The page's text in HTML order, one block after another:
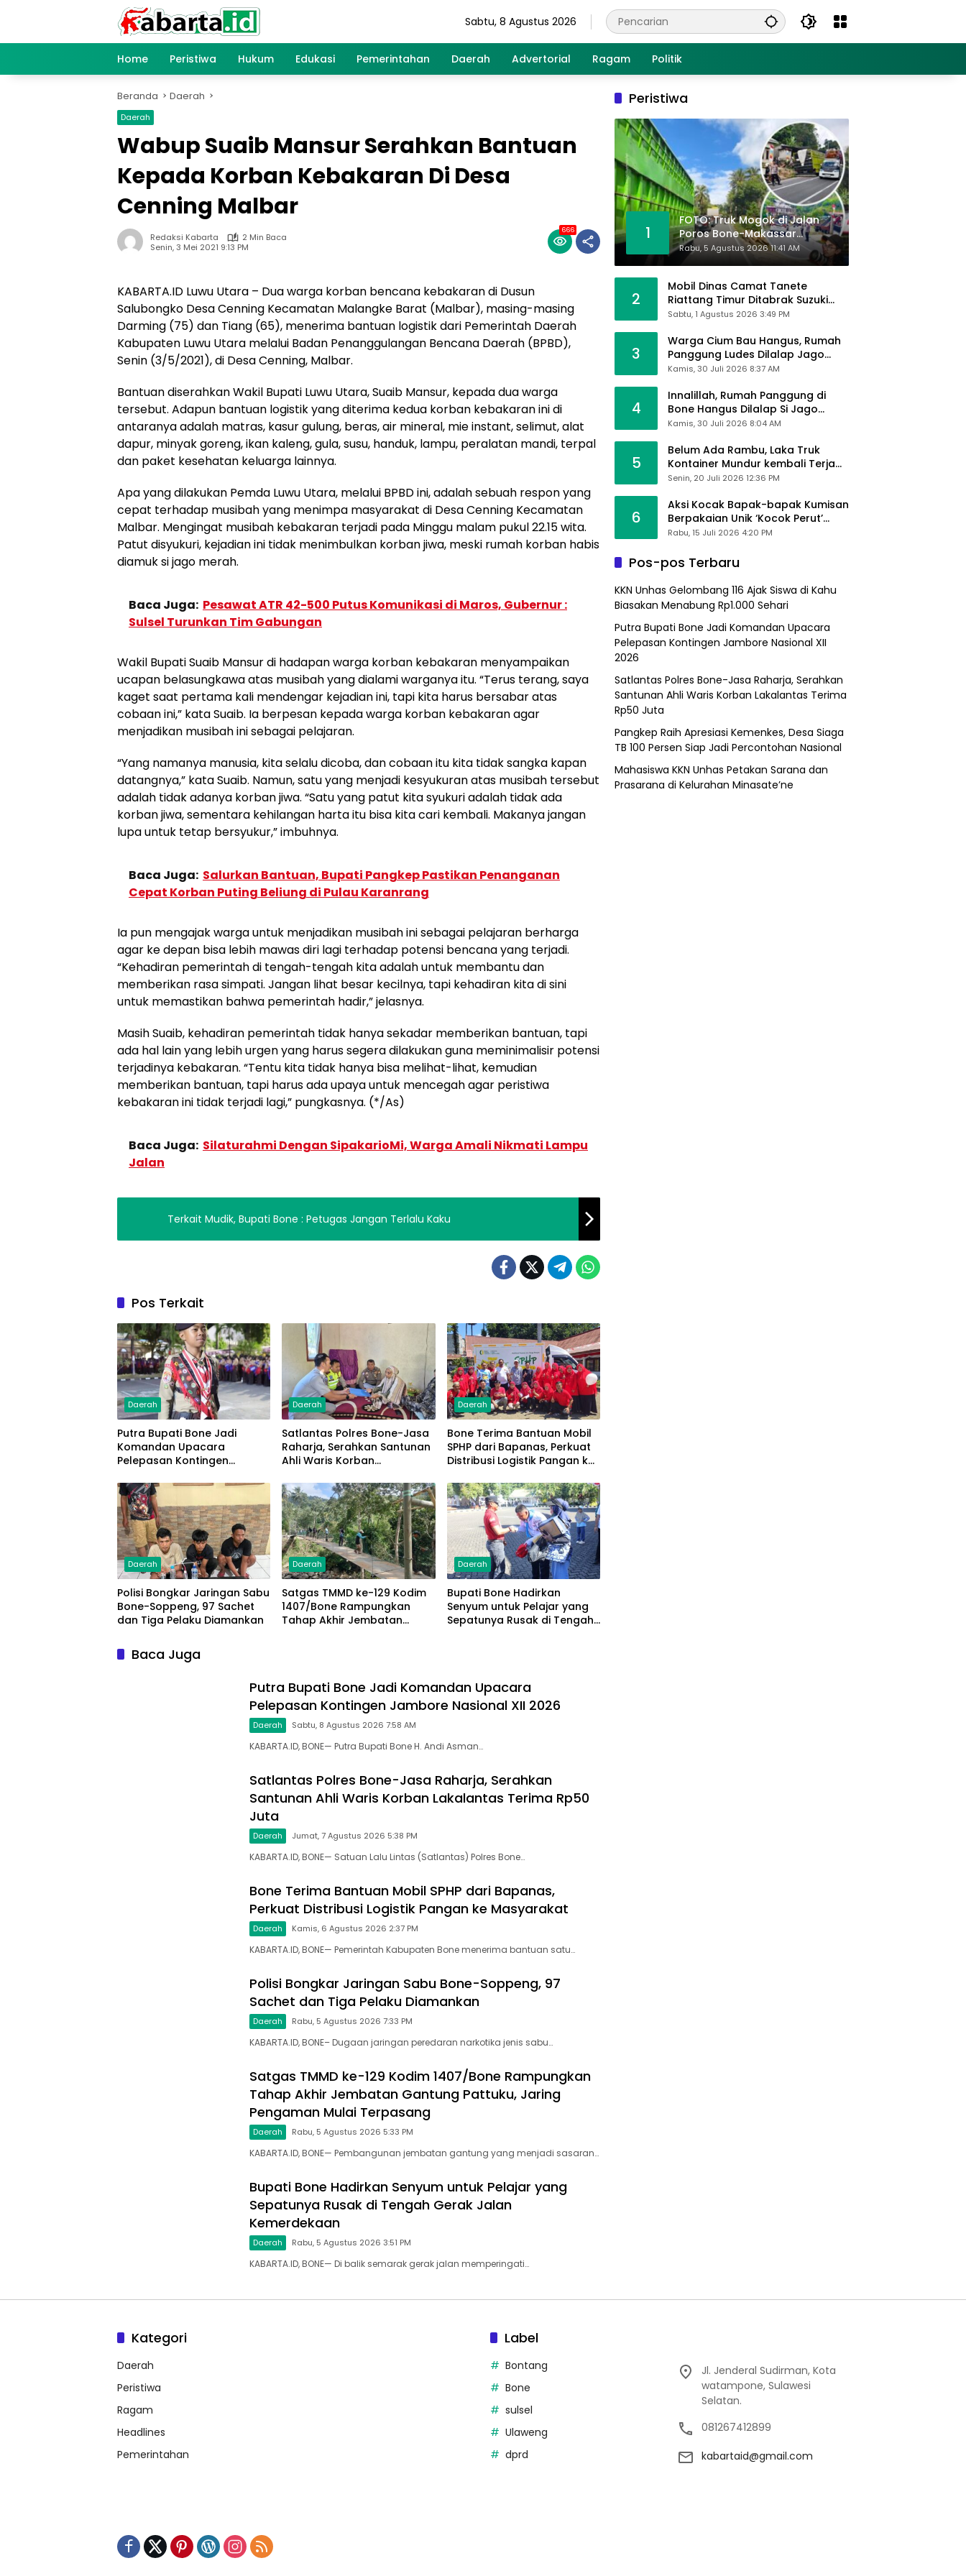
Sabtu, 8 Agustus 2026
Home Peristiwa Hukum Edukasi Pemerintahan Daerah Advertorial Ragam Politik
Beranda Daerah
Daerah
Wabup Suaib Mansur Serahkan Bantuan
Kepada Korban Kebakaran Di Desa
Cenning Malbar
Redaksi Kabarta
2 Min Baca
Senin, 3 Mei 2021 9:13 PM
666
KABARTA.ID Luwu Utara – Dua warga korban bencana kebakaran di Dusun
Salubongko Desa Cenning Kecamatan Malangke Barat (Malbar), masing-masing
Darming (75) dan Tiang (65), menerima bantuan logistik dari Pemerintah Daerah
Kabupaten Luwu Utara melalui Badan Penanggulangan Bencana Daerah (BPBD),
Senin (3/5/2021), di Desa Cenning, Malbar.
Bantuan diserahkan Wakil Bupati Luwu Utara, Suaib Mansur, kepada dua warga
tersebut. Adapun bantuan logistik yang diterima kedua korban kebakaran ini di
antaranya adalah matras, kasur gulung, beras, air mineral, mie instant, selimut, alat
dapur, minyak goreng, ikan kaleng, gula, susu, handuk, lampu, peralatan mandi, terpal
dan paket kesehatan keluarga lainnya.
Apa yang dilakukan Pemda Luwu Utara, melalui BPBD ini, adalah sebuah respon yang
cepat terhadap musibah yang menimpa masyarakat di Desa Cenning Kecamatan
Malbar. Mengingat musibah kebakaran terjadi pada Minggu malam pukul 22.15 wita.
Patut disyukuri, kejadian ini tidak menimbulkan korban jiwa, meski rumah korban habis
diamuk si jago merah.
Baca Juga: Pesawat ATR 42-500 Putus Komunikasi di Maros, Gubernur :
Sulsel Turunkan Tim Gabungan
Wakil Bupati Suaib Mansur di hadapan warga korban kebakaran menyampaikan
ucapan belasungkawa atas musibah yang dialami warganya itu. “Terus terang, saya
kaget saat pertama kali mendengar kejadian ini, tapi kita harus bersabar atas
cobaan ini,” kata Suaib. Ia berpesan kepada warga korban kebakaran agar
menjadikan musibah ini sebagai pelajaran.
“Yang namanya manusia, kita selalu dicoba, dan cobaan itu kita tidak sangka kapan
datangnya,” kata Suaib. Namun, satu yang menjadi kesyukuran atas musibah tersebut
adalah tidak adanya korban jiwa. “Satu yang patut kita syukuri adalah tidak ada
korban jiwa, sementara kehilangan harta itu bisa kita cari kembali. Makanya jangan
lupa untuk tetap bersyukur,” imbuhnya.
Baca Juga: Salurkan Bantuan, Bupati Pangkep Pastikan Penanganan
Cepat Korban Puting Beliung di Pulau Karanrang
Ia pun mengajak warga untuk menjadikan musibah ini sebagai pelajaran berharga
agar ke depan bisa lebih mawas diri lagi terhadap potensi bencana yang terjadi.
“Kehadiran pemerintah di tengah-tengah kita adalah untuk membantu dan
memberikan rasa simpati. Jangan lihat besar kecilnya, tapi kehadiran kita di sini
untuk memastikan bahwa pemerintah hadir,” jelasnya.
Masih Suaib, kehadiran pemerintah tidak hanya sekadar memberikan bantuan, tapi
ada hal lain yang lebih urgen yang harus segera dilakukan guna meminimalisir potensi
terjadinya kebakaran. “Tentu kita tidak hanya bisa melihat-lihat, kemudian
memberikan bantuan, tapi harus ada upaya untuk mencegah agar peristiwa
kebakaran ini tidak terjadi lagi,” pungkasnya. (*/As)
Baca Juga: Silaturahmi Dengan SipakarioMi, Warga Amali Nikmati Lampu
Jalan
Terkait Mudik, Bupati Bone : Petugas Jangan Terlalu Kaku
Pos Terkait
Daerah
Putra Bupati Bone Jadi
Komandan Upacara
Pelepasan Kontingen
Daerah
Satlantas Polres Bone-Jasa
Raharja, Serahkan Santunan
Ahli Waris Korban
Juta
Daerah
Bone Terima Bantuan Mobil
SPHP dari Bapanas, Perkuat
Distribusi Logistik Pangan ke
Daerah
Polisi Bongkar Jaringan Sabu
Bone-Soppeng, 97 Sachet
dan Tiga Pelaku Diamankan
Daerah
Satgas TMMD ke-129 Kodim
1407/Bone Rampungkan
Tahap Akhir Jembatan
Daerah
Bupati Bone Hadirkan
Senyum untuk Pelajar yang
Sepatunya Rusak di Tengah
Baca Juga
Putra Bupati Bone Jadi Komandan Upacara
Pelepasan Kontingen Jambore Nasional XII 2026
Daerah Sabtu, 8 Agustus 2026 7:58 AM
KABARTA.ID, BONE— Putra Bupati Bone H. Andi Asman…
Satlantas Polres Bone-Jasa Raharja, Serahkan
Santunan Ahli Waris Korban Lakalantas Terima Rp50
Juta
Daerah Jumat, 7 Agustus 2026 5:38 PM
KABARTA.ID, BONE— Satuan Lalu Lintas (Satlantas) Polres Bone…
Bone Terima Bantuan Mobil SPHP dari Bapanas,
Perkuat Distribusi Logistik Pangan ke Masyarakat
Daerah Kamis, 6 Agustus 2026 2:37 PM
KABARTA.ID, BONE— Pemerintah Kabupaten Bone menerima bantuan satu…
Polisi Bongkar Jaringan Sabu Bone-Soppeng, 97
Sachet dan Tiga Pelaku Diamankan
Daerah Rabu, 5 Agustus 2026 7:33 PM
KABARTA.ID, BONE– Dugaan jaringan peredaran narkotika jenis sabu…
Satgas TMMD ke-129 Kodim 1407/Bone Rampungkan
Tahap Akhir Jembatan Gantung Pattuku, Jaring
Pengaman Mulai Terpasang
Daerah Rabu, 5 Agustus 2026 5:33 PM
KABARTA.ID, BONE— Pembangunan jembatan gantung yang menjadi sasaran…
Bupati Bone Hadirkan Senyum untuk Pelajar yang
Sepatunya Rusak di Tengah Gerak Jalan
Kemerdekaan
Daerah Rabu, 5 Agustus 2026 3:51 PM
KABARTA.ID, BONE— Di balik semarak gerak jalan memperingati…
Peristiwa
1
FOTO: Truk Mogok di Jalan
Poros Bone-Makassar
Sebabkan Macet, Polisi Turun
Tangan
Rabu, 5 Agustus 2026 11:41 AM
2
Mobil Dinas Camat Tanete
Riattang Timur Ditabrak Suzuki
Ertiga, Camat Andi Habibie:
Sabtu, 1 Agustus 2026 3:49 PM
3
Warga Cium Bau Hangus, Rumah
Panggung Ludes Dilalap Jago
Merah
Kamis, 30 Juli 2026 8:37 AM
4
Innalillah, Rumah Panggung di
Bone Hangus Dilalap Si Jago
Merah
Kamis, 30 Juli 2026 8:04 AM
5
Belum Ada Rambu, Laka Truk
Kontainer Mundur kembali Terjadi
di Bypass Sumpallabbu
Senin, 20 Juli 2026 12:36 PM
6
Aksi Kocak Bapak-bapak Kumisan
Berpakaian Unik ‘Kocok Perut’
Pengunjung dan Pegawai
Sentuh Atm
Rabu, 15 Juli 2026 4:20 PM
Pos-pos Terbaru
KKN Unhas Gelombang 116 Ajak Siswa di Kahu
Biasakan Menabung Rp1.000 Sehari
Putra Bupati Bone Jadi Komandan Upacara
Pelepasan Kontingen Jambore Nasional XII
2026
Satlantas Polres Bone-Jasa Raharja, Serahkan
Santunan Ahli Waris Korban Lakalantas Terima
Rp50 Juta
Pangkep Raih Apresiasi Kemenkes, Desa Siaga
TB 100 Persen Siap Jadi Percontohan Nasional
Mahasiswa KKN Unhas Petakan Sarana dan
Prasarana di Kelurahan Minasate’ne
Kategori
Daerah
Peristiwa
Ragam
Headlines
Pemerintahan
Label
Bontang
Bone
sulsel
Ulaweng
dprd
Jl. Jenderal Sudirman, Kota
watampone, Sulawesi
Selatan.
081267412899
kabartaid@gmail.com